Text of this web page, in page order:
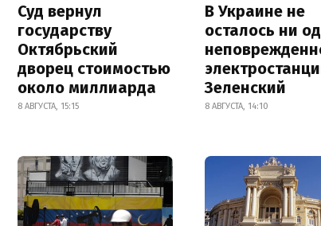
Суд вернул
государству
Октябрьский
дворец стоимостью
около миллиарда
8 АВГУСТА, 15:15
В Украине не
осталось ни
Зеленский
8 АВГУСТА, 14:10